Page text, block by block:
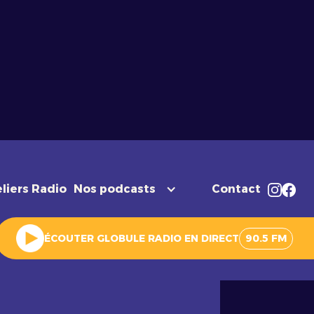
Radio Nos podcasts Contact
ÉCOUTER GLOBULE RADIO EN DIRECT 90.5 FM